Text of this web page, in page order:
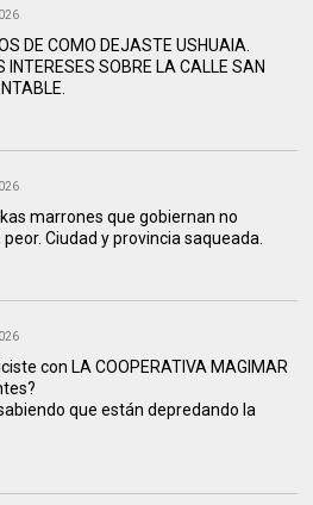
DE COMO DEJASTE USHUAIA.
INTERESES SOBRE LA CALLE SAN
marrones que gobiernan no
Ciudad y provincia saqueada.
con LA COOPERATIVA MAGIMAR
que están depredando la